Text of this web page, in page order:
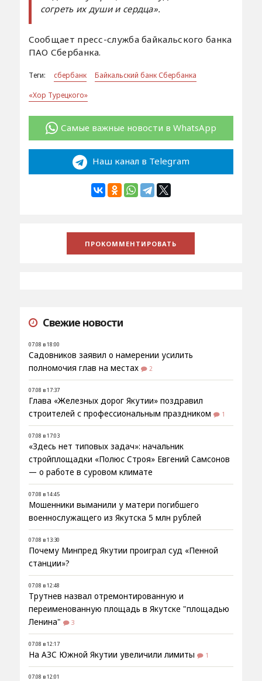
согреть их души и сердца».
Сообщает пресс-служба байкальского банка
ПАО Сбербанка.
Теги: сбербанк
Байкальский банк Сбербанка
«Хор Турецкого»
Самые важные новости в WhatsApp
Наш канал в Telegram
Свежие новости
07.08 в 18:00
Садовников заявил о намерении усилить
полномочия глав на местах
2
07.08 в 17:37
Глава «Железных дорог Якутии» поздравил
строителей с профессиональным праздником
1
07.08 в 17:03
«Здесь нет типовых задач»: начальник
стройплощадки «Полюс Строя» Евгений Самсонов
— о работе в суровом климате
07.08 в 14:45
Мошенники выманили у матери погибшего
военнослужащего из Якутска 5 млн рублей
07.08 в 13:30
Почему Минпред Якутии проиграл суд «Пенной
станции»?
07.08 в 12:48
Трутнев назвал отремонтированную и
переименованную площадь в Якутске "площадью
Ленина"
3
07.08 в 12:17
На АЗС Южной Якутии увеличили лимиты 1
07.08 в 12:01